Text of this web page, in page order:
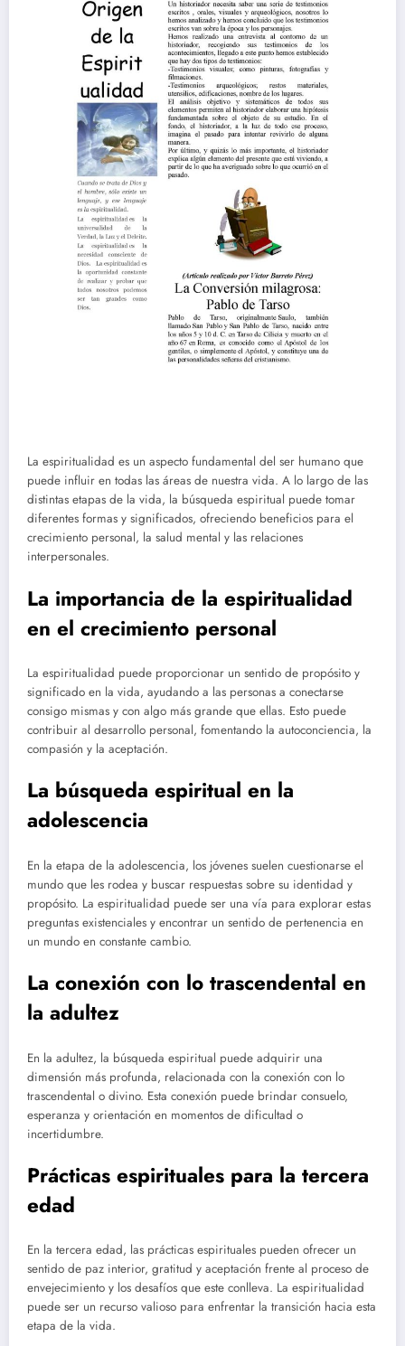
La espiritualidad es un aspecto fundamental del ser humano que
puede influir en todas las áreas de nuestra vida. A lo largo de las
distintas etapas de la vida, la búsqueda espiritual puede tomar
diferentes formas y significados, ofreciendo beneficios para el
crecimiento personal, la salud mental y las relaciones
interpersonales.
La importancia de la espiritualidad
en el crecimiento personal
La espiritualidad puede proporcionar un sentido de propósito y
significado en la vida, ayudando a las personas a conectarse
consigo mismas y con algo más grande que ellas. Esto puede
contribuir al desarrollo personal, fomentando la autoconciencia, la
compasión y la aceptación.
La búsqueda espiritual en la
adolescencia
En la etapa de la adolescencia, los jóvenes suelen cuestionarse el
mundo que les rodea y buscar respuestas sobre su identidad y
propósito. La espiritualidad puede ser una vía para explorar estas
preguntas existenciales y encontrar un sentido de pertenencia en
un mundo en constante cambio.
La conexión con lo trascendental en
la adultez
En la adultez, la búsqueda espiritual puede adquirir una
dimensión más profunda, relacionada con la conexión con lo
trascendental o divino. Esta conexión puede brindar consuelo,
esperanza y orientación en momentos de dificultad o
incertidumbre.
Prácticas espirituales para la tercera
edad
En la tercera edad, las prácticas espirituales pueden ofrecer un
sentido de paz interior, gratitud y aceptación frente al proceso de
envejecimiento y los desafíos que este conlleva. La espiritualidad
puede ser un recurso valioso para enfrentar la transición hacia esta
etapa de la vida.